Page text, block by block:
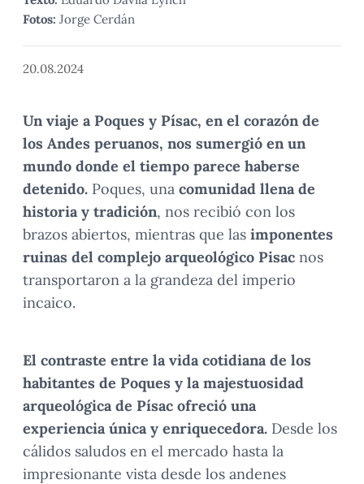
Fotos: Jorge Cerdán
20.08.2024
Un viaje a Poques y Písac, en el corazón de
los Andes peruanos, nos sumergió en un
mundo donde el tiempo parece haberse
detenido. Poques, una comunidad llena de
historia y tradición, nos recibió con los
brazos abiertos, mientras que las imponentes
ruinas del complejo arqueológico Pisac nos
transportaron a la grandeza del imperio
incaico.
El contraste entre la vida cotidiana de los
habitantes de Poques y la majestuosidad
arqueológica de Písac ofreció una
experiencia única y enriquecedora. Desde los
cálidos saludos en el mercado hasta la
impresionante vista desde los andenes